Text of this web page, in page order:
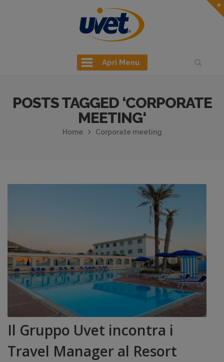
Apri Menu
POSTS TAGGED ‘CORPORATE
MEETING‘
Home Corporate meeting
Il Gruppo Uvet incontra i
Travel Manager al Resort